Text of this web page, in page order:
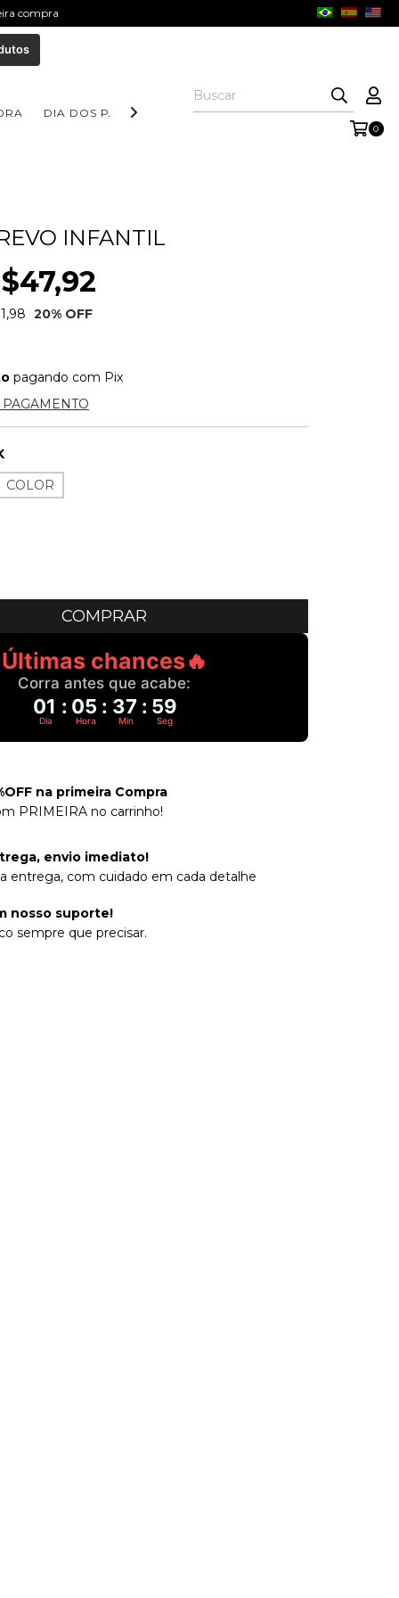
compra
DIA DOS PAIS COLEÇÃO AURORA COLEÇÃO FORM
0
INFANTIL
20% OFF
pagando com Pix
COLOR
Últimas chances🔥
Corra antes que acabe:
01 : 05 : 37 : 58
Dia Hora Min Seg
na primeira Compra
PRIMEIRA no carrinho!
envio imediato!
entrega, com cuidado em cada detalhe
nosso suporte!
sempre que precisar.